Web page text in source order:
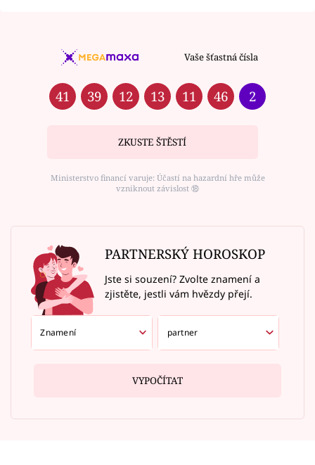
Vaše šťastná čísla
41 39 12 13 11 46 2
ZKUSTE ŠTĚSTÍ
Ministerstvo financí varuje: Účastí na hazardní hře může
vzniknout závislost ⑱
PARTNERSKÝ HOROSKOP
Jste si souzení? Zvolte znamení a
zjistěte, jestli vám hvězdy přejí.
VYPOČÍTAT